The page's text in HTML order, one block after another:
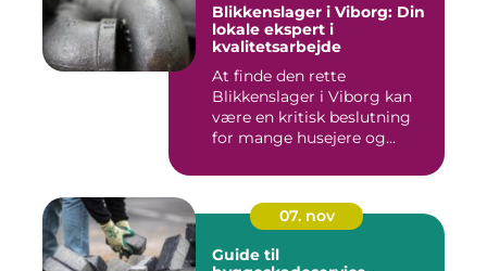
Blikkenslager i Viborg: Din
lokale ekspert i
kvalitetsarbejde
At finde den rette
Blikkenslager i Viborg kan
være en kritisk beslutning
for mange husejere og...
07. nov
Guide til